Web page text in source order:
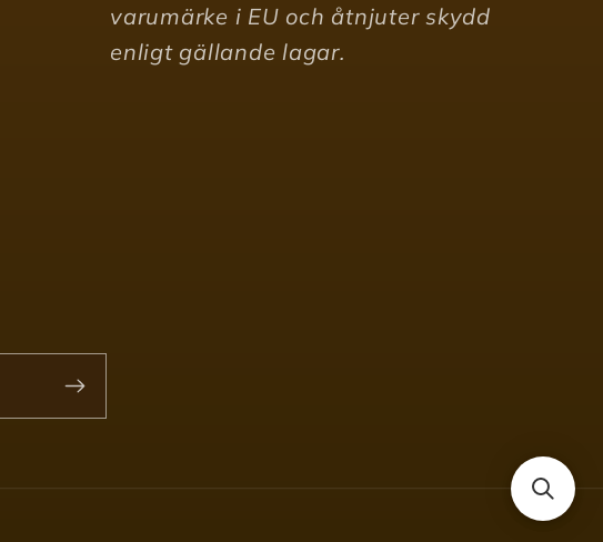
varumärke i EU och åtnjuter skydd
enligt gällande lagar.